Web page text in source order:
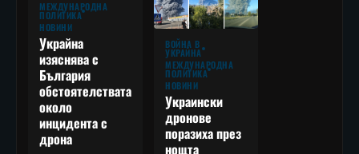
МЕЖДУНАРОДНА
ПОЛИТИКА
НОВИНИ
Украйна
изяснява с
България
обстоятелствата
около
инцидента с
дрона
ВОЙНА В
УКРАЙНА
МЕЖДУНАРОДНА
ПОЛИТИКА
НОВИНИ
Украински
дронове
поразиха през
нощта